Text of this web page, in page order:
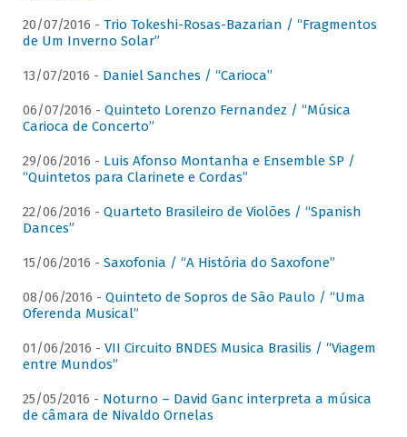
20/07/2016 - Trio Tokeshi-Rosas-Bazarian / “Fragmentos
de Um Inverno Solar”
13/07/2016 - Daniel Sanches / “Carioca”
06/07/2016 - Quinteto Lorenzo Fernandez / “Música
Carioca de Concerto”
29/06/2016 - Luis Afonso Montanha e Ensemble SP /
“Quintetos para Clarinete e Cordas”
22/06/2016 - Quarteto Brasileiro de Violões / “Spanish
Dances”
15/06/2016 - Saxofonia / “A História do Saxofone”
08/06/2016 - Quinteto de Sopros de São Paulo / “Uma
Oferenda Musical”
01/06/2016 - VII Circuito BNDES Musica Brasilis / “Viagem
entre Mundos”
25/05/2016 - Noturno – David Ganc interpreta a música
de câmara de Nivaldo Ornelas